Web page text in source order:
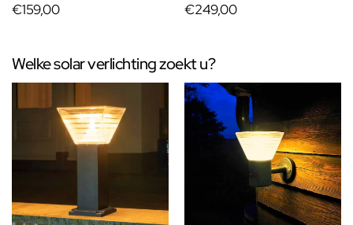
€159,00 €249,00
Welke solar verlichting zoekt u?